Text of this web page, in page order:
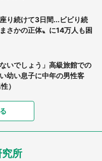
り続けて3日間...ビビり続
さかの正体〟に14万人も困
いでしょう」高級旅館での
幼い息子に中年の男性客
）
事件性を感じる」 ふわふ
、あなたにこれをあげる」
所